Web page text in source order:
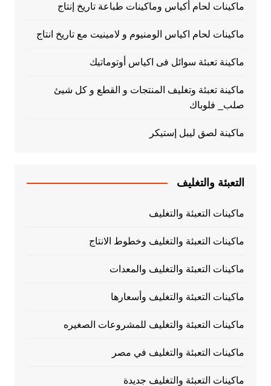
ماكينات لحام أكياس وماكينات طباعة تاريخ إنتاج
ماكينات لحام اكياس الومنيوم و لامينيت مع تاريخ انتاج
ماكينة تعبئة سوائل فى اكياس أوتوماتيك
ماكينة تعبئة وتغليف المنتجات و القطع و كل شيئ
صلب_ فلوباك
ماكينة لصق ليبل إستيكر
التعبئة والتغليف
ماكينات التعبئة والتغليف
ماكينات التعبئة والتغليف وخطوط الانتاج
ماكينات التعبئة والتغليف والمعدات
ماكينات التعبئة والتغليف وأسعارها
ماكينات التعبئة والتغليف للمشروعات الصغيره
ماكينات التعبئة والتغليف في مصر
ماكينات التعبئة والتغليف جديدة